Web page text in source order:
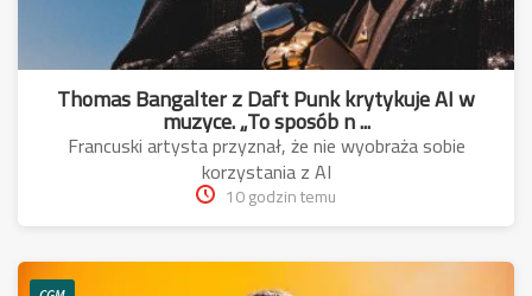
Thomas Bangalter z Daft Punk krytykuje AI w
muzyce. „To sposób n ...
Francuski artysta przyznał, że nie wyobraża sobie
korzystania z AI
10 godzin temu